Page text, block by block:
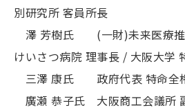
別研究所 客員所長
澤 芳樹氏 (一財)未来医療推
けいさつ病院 理事長 / 大阪大学
三澤 康氏 政府代表 特命全権
廣瀬 恭子氏 大阪商工会議所